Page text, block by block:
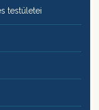
testületei